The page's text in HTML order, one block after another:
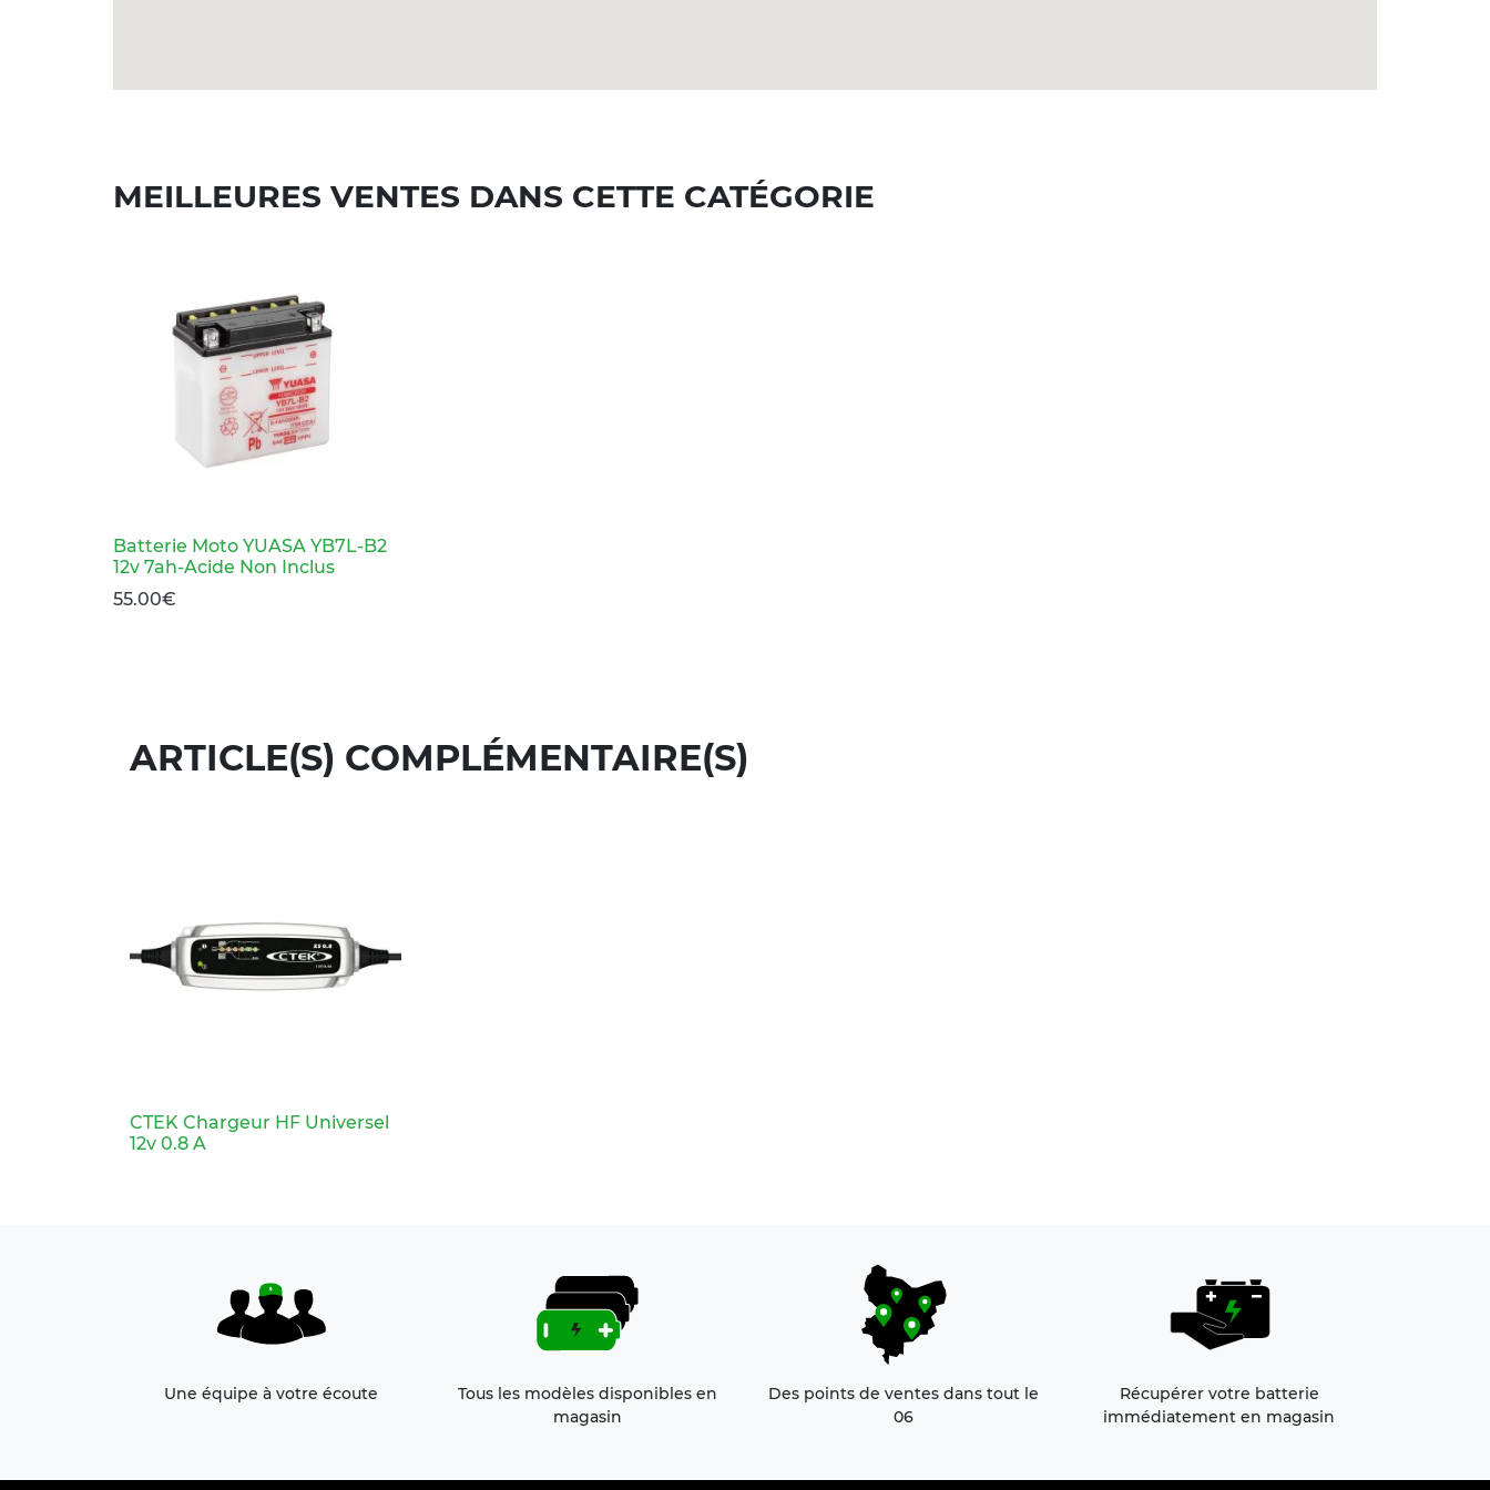
MEILLEURES VENTES DANS CETTE CATÉGORIE
Batterie Moto YUASA YB7L-B2
12v 7ah-Acide Non Inclus
55.00€
ARTICLE(S) COMPLÉMENTAIRE(S)
CTEK Chargeur HF Universel
12v 0.8 A
Une équipe à votre écoute
Tous les modèles disponibles en
magasin
Des points de ventes dans tout le
06
Récupérer votre batterie
immédiatement en magasin